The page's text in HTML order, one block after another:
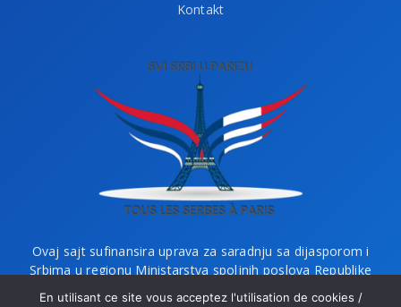
Kontakt
Ovaj sajt sufinansira uprava za saradnju sa dijasporom i
Srbima u regionu Ministarstva spoljnih poslova Republike
Srbije i Ministarstvo bez portfelja zaduženo za dijasporu.
En utilisant ce site vous acceptez l'utilisation de cookies /